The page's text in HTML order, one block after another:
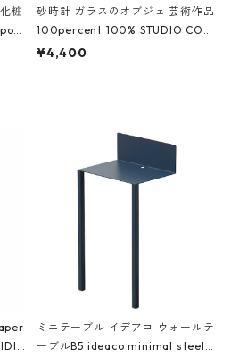
粧
.ラ
砂時計 ガラスのオブジェ 芸術作品
100percent 100% STUDIO COH
AKU Timeless 100パーセント ス
¥4,400
ミニテーブル イデアコ ウォールテ
ーブルB5 ideaco minimal steel f